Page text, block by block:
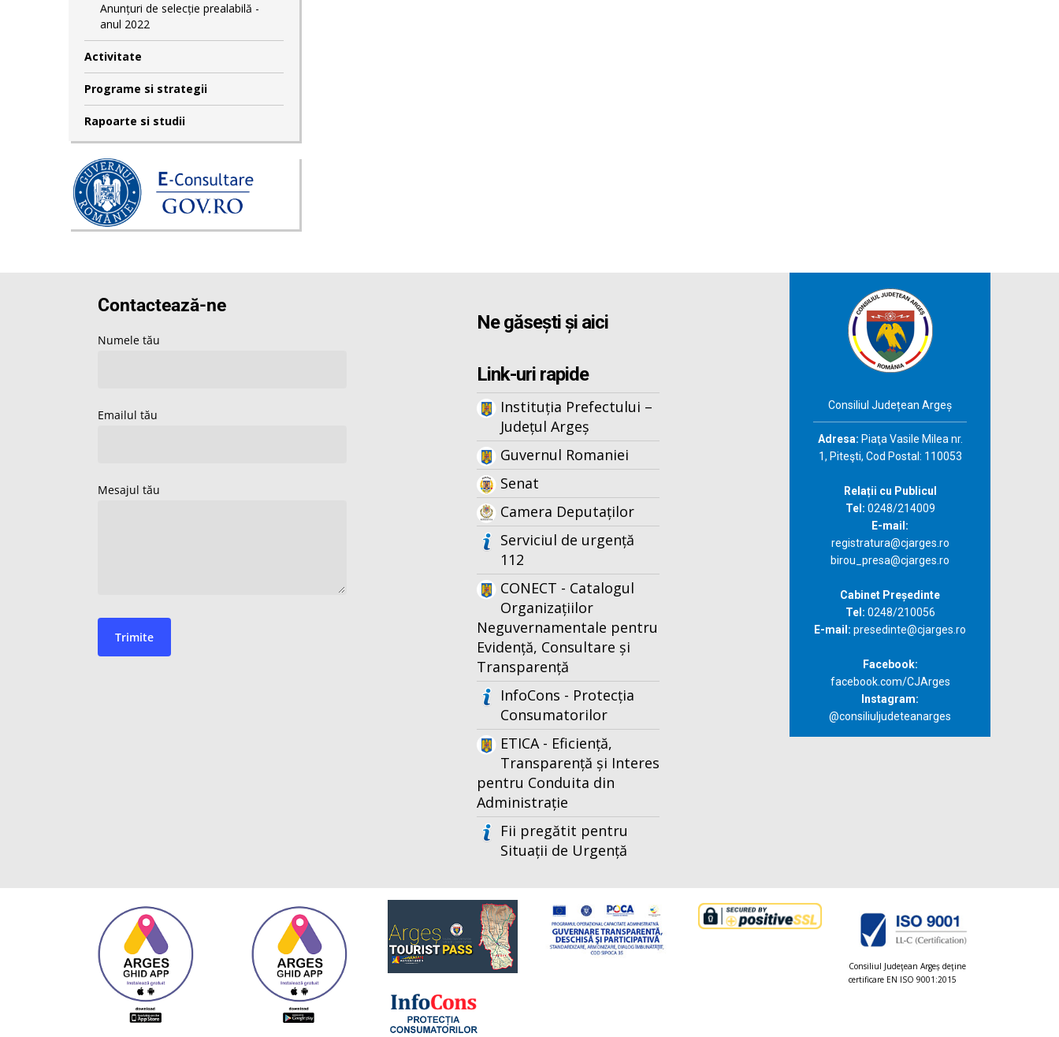
Anunțuri de selecție prealabilă -
anul 2022
Activitate
Programe si strategii
Rapoarte si studii
Ne găsești și aici
Link-uri rapide
Instituția Prefectului –
Județul Argeș
Guvernul Romaniei
Senat
Camera Deputaților
Serviciul de urgență
112
CONECT - Catalogul
Organizațiilor
Neguvernamentale pentru
Evidență, Consultare și
Transparență
InfoCons - Protecția
Consumatorilor
ETICA - Eficiență,
Transparență și Interes
pentru Conduita din
Administrație
Fii pregătit pentru
Situații de Urgență
Consiliul Județean Argeș
Adresa: Piaţa Vasile Milea nr.
1, Piteşti, Cod Postal: 110053
Relații cu Publicul
Tel: 0248/214009
E-mail:
registratura@cjarges.ro
birou_presa@cjarges.ro
Cabinet Președinte
Tel: 0248/210056
E-mail: presedinte@cjarges.ro
Facebook:
facebook.com/CJArges
Instagram:
@consiliuljudeteanarges
Consiliul Judeţean Argeș deţine
certificare EN ISO 9001:2015